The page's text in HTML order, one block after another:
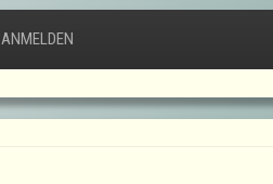
ANMELDEN